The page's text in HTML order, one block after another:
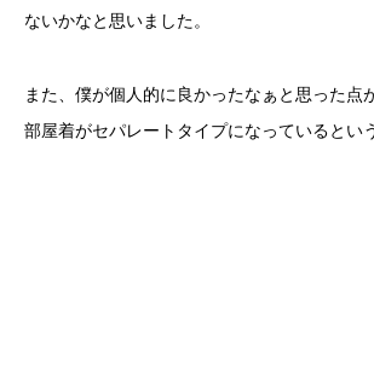
ないかなと思いました。
また、僕が個人的に良かったなぁと思った点
部屋着がセパレートタイプになっているとい